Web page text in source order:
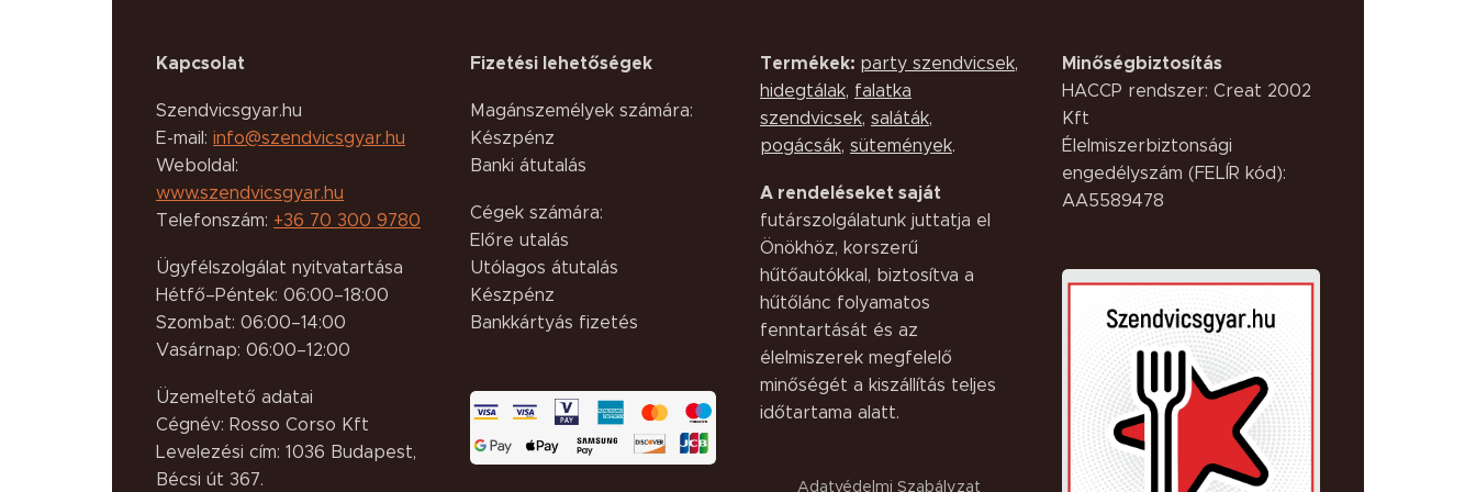
Kapcsolat
Szendvicsgyar.hu
E-mail: info@szendvicsgyar.hu
Weboldal:
www.szendvicsgyar.hu
Telefonszám: +36 70 300 9780
Ügyfélszolgálat nyitvatartása
Hétfő–Péntek: 06:00–18:00
Szombat: 06:00–14:00
Vasárnap: 06:00–12:00
Üzemeltető adatai
Cégnév: Rosso Corso Kft
Levelezési cím: 1036 Budapest,
Bécsi út 367.
Fizetési lehetőségek
Magánszemélyek számára:
Készpénz
Banki átutalás
Cégek számára:
Előre utalás
Utólagos átutalás
Készpénz
Bankkártyás fizetés
Termékek: party szendvicsek,
hidegtálak, falatka
szendvicsek, saláták,
pogácsák, sütemények.
A rendeléseket saját
futárszolgálatunk juttatja el
Önökhöz, korszerű
hűtőautókkal, biztosítva a
hűtőlánc folyamatos
fenntartását és az
élelmiszerek megfelelő
minőségét a kiszállítás teljes
időtartama alatt.
Adatvédelmi Szabályzat
Minőségbiztosítás
HACCP rendszer: Creat 2002
Kft
Élelmiszerbiztonsági
engedélyszám (FELÍR kód):
AA5589478